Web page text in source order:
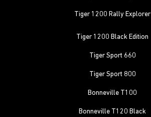
Tiger 1200 Rally Explorer
Tiger 1200 Black Edition
Tiger Sport 660
Tiger Sport 800
Bonneville T100
Bonneville T120 Black